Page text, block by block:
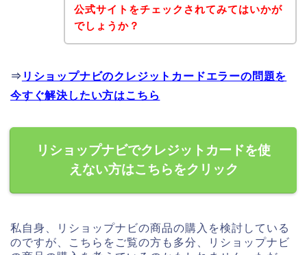
公式サイトをチェックされてみてはいかが
でしょうか？
⇒ リショップナビのクレジットカードエラーの問題を
今すぐ解決したい方はこちら
リショップナビでクレジットカードを使
えない方はこちらをクリック
私自身、リショップナビの商品の購入を検討している
のですが、こちらをご覧の方も多分、リショップナビ